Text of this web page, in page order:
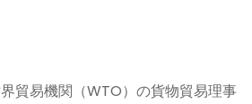
貿易機関（WTO）の貨物貿易理事